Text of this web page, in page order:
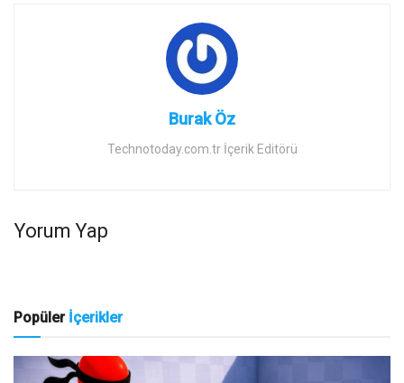
Burak Öz
Technotoday.com.tr İçerik Editörü
Yorum Yap
Popüler İçerikler